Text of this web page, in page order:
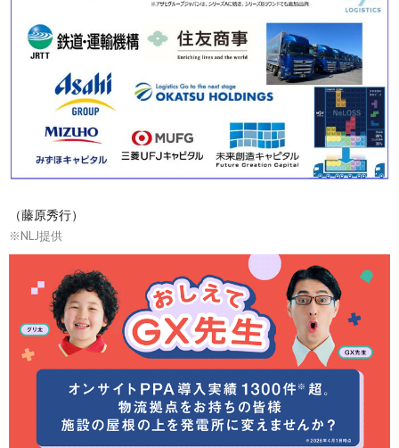
（藤原秀行）
※NLJ提供